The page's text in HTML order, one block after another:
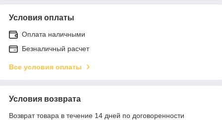
Условия оплаты
Оплата наличными
Безналичный расчет
Все условия оплаты
Условия возврата
Возврат товара в течение 14 дней по договоренности